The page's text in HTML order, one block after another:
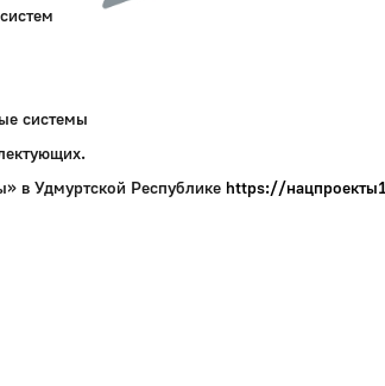
системы
в Удмуртской Республике https://